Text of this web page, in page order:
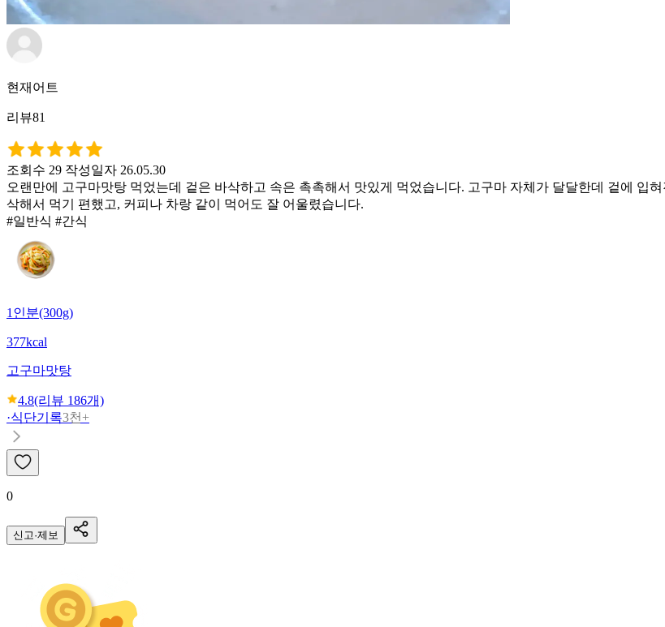
현재어트
리뷰81
조회수 29 작성일자 26.05.30
오랜만에 고구마맛탕 먹었는데 겉은 바삭하고 속은 촉촉해서 맛있게 먹었습니다. 고구마 자체가 달달한데 겉에 입
삭해서 먹기 편했고, 커피나 차랑 같이 먹어도 잘 어울렸습니다.
#일반식 #간식
1인분(300g)
377kcal
고구마맛탕
4.8(리뷰 186개)
·식단기록3천+
0
신고·제보